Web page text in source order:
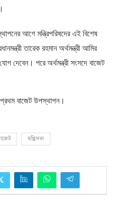
আগে মন্ত্রিপরিষদের এই বিশেষ
তারেক রহমান অর্থমন্ত্রী আমির
দেবেন। পরে অর্থমন্ত্রী সংসদে বাজেট
প্রথম বাজেট উপস্থাপন।
মন্ত্রিসভা